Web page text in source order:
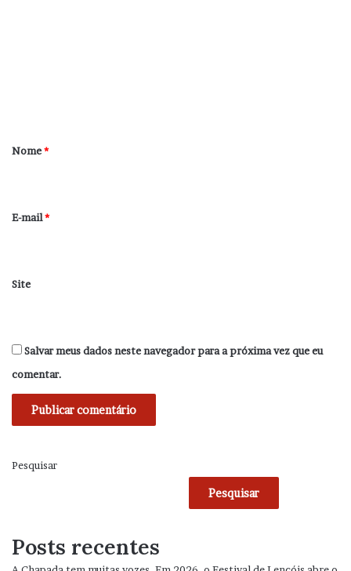
r
*
Nome*
E-mail*
Site
Salvar meus dados neste navegador para a próxima vez que eu
comentar.
Pesquisar
Pesquisar
Posts recentes